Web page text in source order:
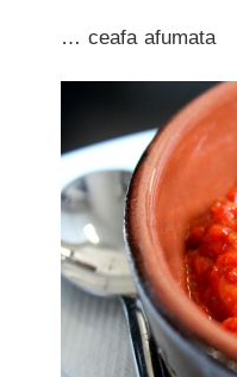
… ceafa afumata